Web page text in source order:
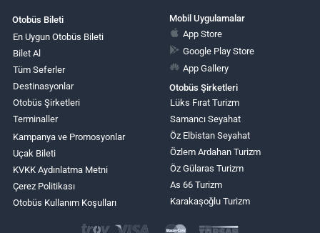
Otobüs Bileti
En Uygun Otobüs Bileti
Bilet Al
Tüm Seferler
Destinasyonlar
Otobüs Şirketleri
Terminaller
Kampanya ve Promosyonlar
Uçak Bileti
KVKK Aydınlatma Metni
Çerez Politikası
Otobüs Kullanım Koşulları
Mobil Uygulamalar
App Store
Google Play Store
App Gallery
Otobüs Şirketleri
Lüks Fırat Turizm
Samancı Seyahat
Öz Elbistan Seyahat
Özlem Ardahan Turizm
Öz Gülaras Turizm
As 66 Turizm
Karakaşoğlu Turizm